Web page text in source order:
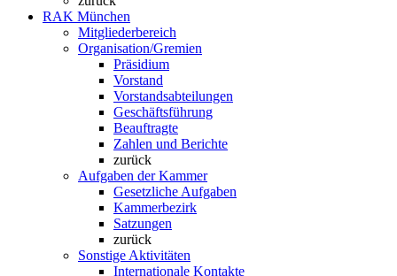
RAK München
Mitgliederbereich
Organisation/Gremien
Präsidium
Vorstand
Vorstandsabteilungen
Geschäftsführung
Beauftragte
Zahlen und Berichte
zurück
Aufgaben der Kammer
Gesetzliche Aufgaben
Kammerbezirk
Satzungen
zurück
Sonstige Aktivitäten
Internationale Kontakte